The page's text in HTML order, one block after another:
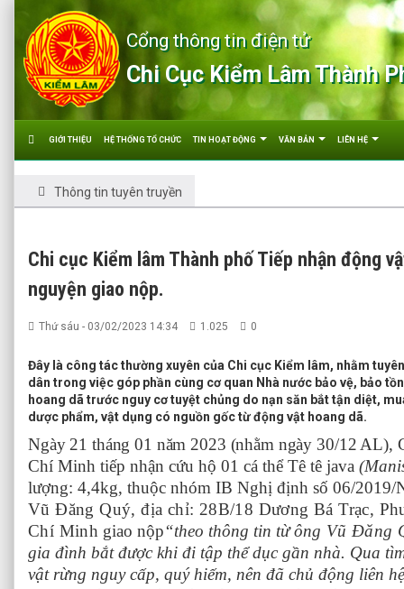
Cổng thông tin điện tử
Chi Cục Kiểm Lâm Thành
GIỚI THIỆU HỆ THỐNG TỔ CHỨC TIN HOẠT ĐỘNG VĂN BẢN LIÊN HỆ
Thông tin tuyên truyền
Chi cục Kiểm lâm Thành phố Tiếp nhận động
nguyện giao nộp.
Thứ sáu - 03/02/2023 14:34 1.025 0
Đây là công tác thường xuyên của Chi cục Kiểm lâm, nhằm
dân trong việc góp phần cùng cơ quan Nhà nước bảo vệ, bảo
hoang dã trước nguy cơ tuyệt chủng do nạn săn bắt tận diệt,
dược phẩm, vật dụng có nguồn gốc từ động vật hoang dã.
Ngày 21 tháng 01 năm 2023 (nhằm ngày 30/12 AL),
Chí Minh tiếp nhận cứu hộ 01 cá thểTê tê java (
lượng: 4,4kg, thuộc nhóm IB Nghị định số 06/
Vũ Đăng Quý, địa chỉ: 28B/18 Dương Bá Trạc,
Chí Minh giao nộp“theo thông tin từ ông Vũ Đăng
gia đình bắt được khi đi tập thể dục gần nhà. Qua
vật rừng nguy cấp, quý hiếm, nên đã chủ động liên